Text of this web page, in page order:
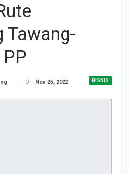
Tawang-
BISNIS
On Nov 25, 2022